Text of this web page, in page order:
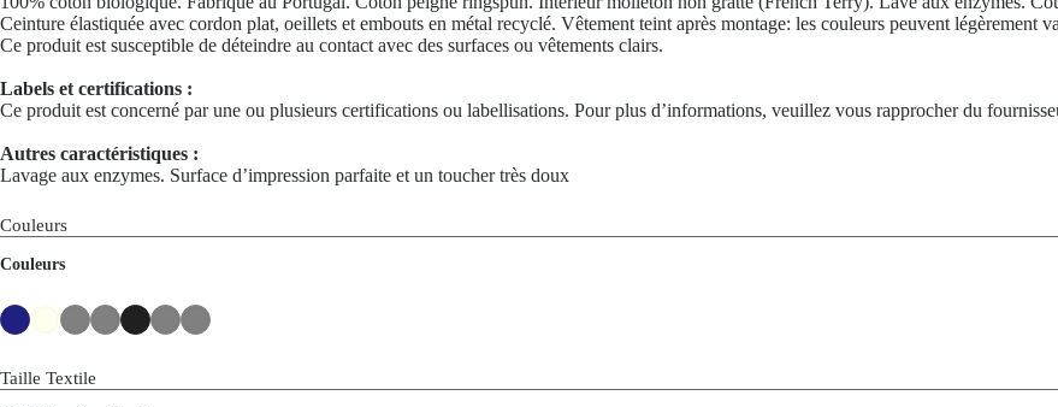
Ceinture élastiquée avec cordon plat, oeillets et embouts en métal recyclé. Vêtement teint après montage: les couleurs peuvent légèrement
Ce produit est susceptible de déteindre au contact avec des surfaces ou vêtements clairs.
Labels et certifications :
Ce produit est concerné par une ou plusieurs certifications ou labellisations. Pour plus d’informations, veuillez vous rapprocher du
Autres caractéristiques :
Lavage aux enzymes. Surface d’impression parfaite et un toucher très doux
Couleurs
Couleurs
Taille Textile